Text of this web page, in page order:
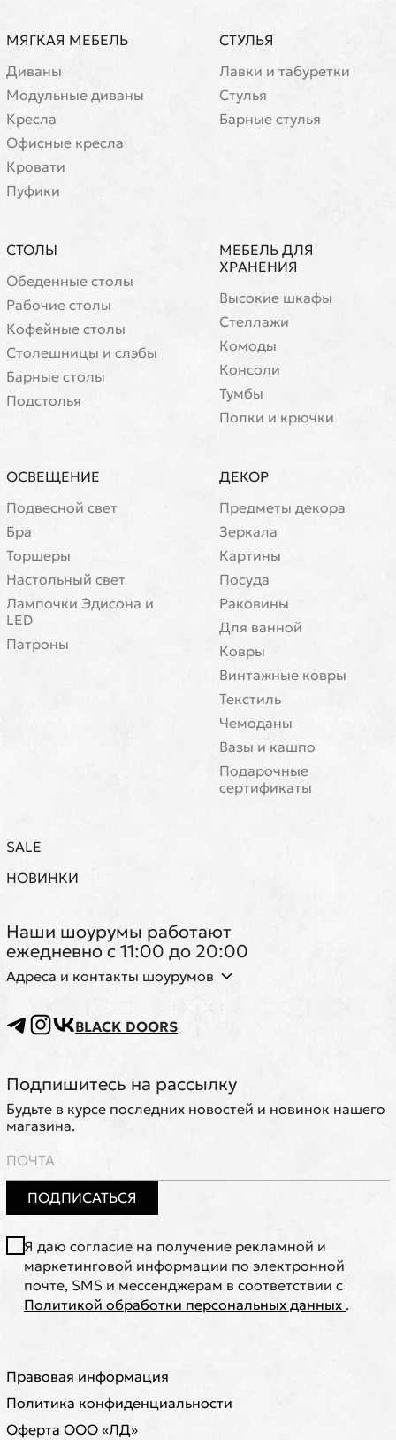
МЯГКАЯ МЕБЕЛЬ
Диваны
Модульные диваны
Кресла
Офисные кресла
Кровати
Пуфики
СТУЛЬЯ
Лавки и табуретки
Стулья
Барные стулья
СТОЛЫ
Обеденные столы
Рабочие столы
Кофейные столы
Cтолешницы и слэбы
Барные столы
Подстолья
МЕБЕЛЬ ДЛЯ
ХРАНЕНИЯ
Высокие шкафы
Стеллажи
Комоды
Консоли
Тумбы
Полки и крючки
ОСВЕЩЕНИЕ
Подвесной свет
Бра
Торшеры
Настольный свет
Лампочки Эдисона и
LED
Патроны
ДЕКОР
Предметы декора
Зеркала
Картины
Посуда
Раковины
Для ванной
Ковры
Винтажные ковры
Текстиль
Чемоданы
Вазы и кашпо
Подарочные
сертификаты
SALE
НОВИНКИ
Наши шоурумы работают
ежедневно с 11:00 до 20:00
Адреса и контакты шоурумов
BLACK DOORS
Подпишитесь на рассылку
Будьте в курсе последних новостей и новинок нашего
магазина.
ПОДПИСАТЬСЯ
Я даю согласие на получение рекламной и
маркетинговой информации по электронной
почте, SMS и мессенджерам в соответствии с
Политикой обработки персональных данных .
Правовая информация
Политика конфиденциальности
Оферта ООО «ЛД»